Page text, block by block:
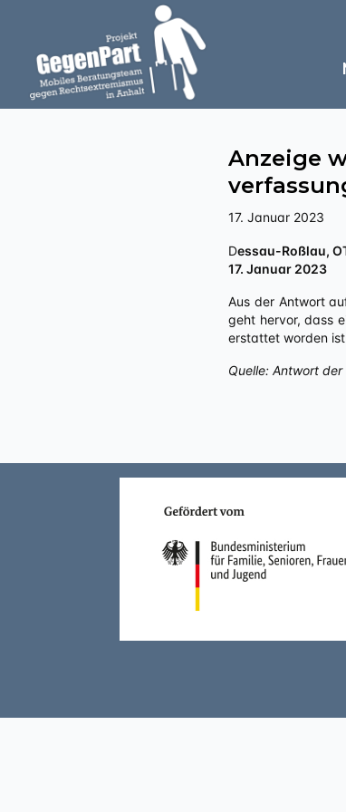
Anzeige
17. Januar 2023
Dessau-Roßlau,
17. Januar 2023
Aus der Antwort
geht hervor, dass
erstattet worden
Quelle: Antwort